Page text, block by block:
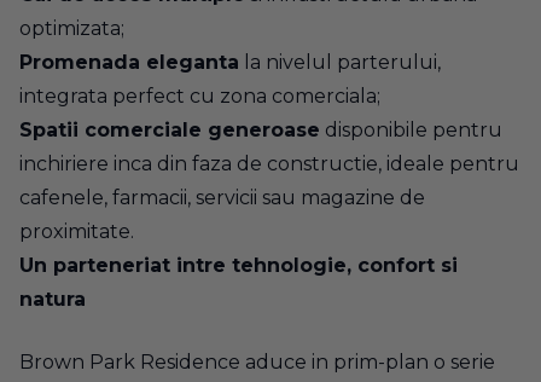
optimizata;
Promenada eleganta la nivelul parterului,
integrata perfect cu zona comerciala;
Spatii comerciale generoase disponibile pentru
inchiriere inca din faza de constructie, ideale pentru
cafenele, farmacii, servicii sau magazine de
proximitate.
Un parteneriat intre tehnologie, confort si
natura
Brown Park Residence aduce in prim-plan o serie